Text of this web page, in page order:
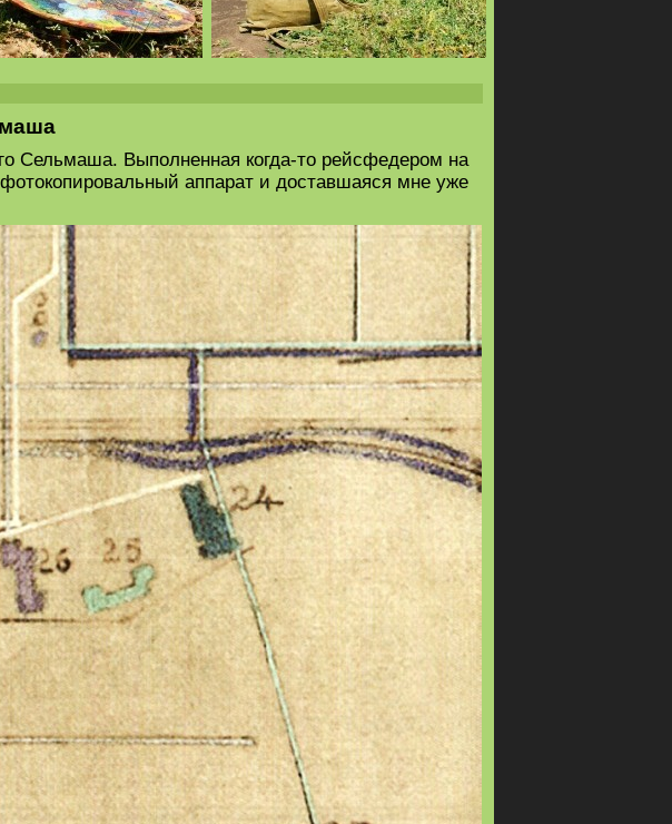
Сельмаша. Выполненная когда-то рейсфедером на
аппарат и доставшаяся мне уже